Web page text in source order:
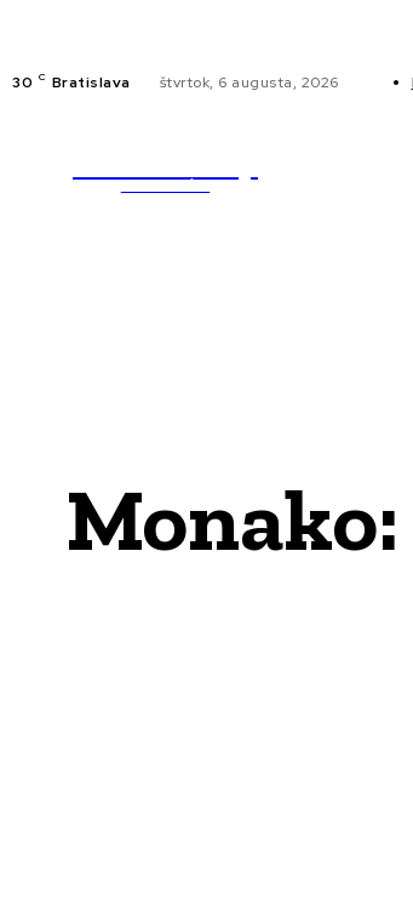
30 C Bratislava štvrtok, 6 augusta, 2026